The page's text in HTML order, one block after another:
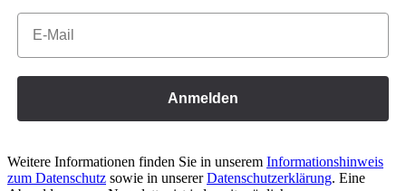
Email
Anmelden
Weitere Informationen finden Sie in unserem Informationshinweis
zum Datenschutz sowie in unsererDatenschutzerklärung. Eine